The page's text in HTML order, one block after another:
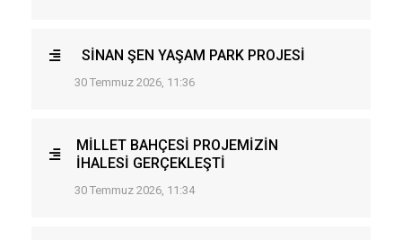
SİNAN ŞEN YAŞAM PARK PROJESİ
30 Temmuz 2026, 11:36
MİLLET BAHÇESİ PROJEMİZİN
İHALESİ GERÇEKLEŞTİ
30 Temmuz 2026, 11:34